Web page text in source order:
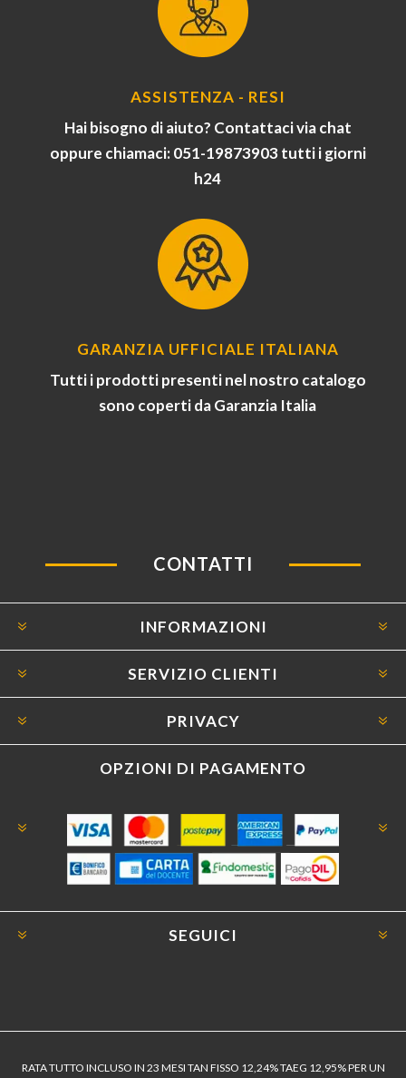
ASSISTENZA - RESI
Hai bisogno di aiuto? Contattaci via chat
oppure chiamaci: 051-19873903 tutti i giorni
h24
GARANZIA UFFICIALE ITALIANA
Tutti i prodotti presenti nel nostro catalogo
sono coperti da Garanzia Italia
CONTATTI
INFORMAZIONI
SERVIZIO CLIENTI
PRIVACY
OPZIONI DI PAGAMENTO
SEGUICI
RATA TUTTO INCLUSO IN 23 MESI TAN FISSO 12,24% TAEG 12,95% PER UN